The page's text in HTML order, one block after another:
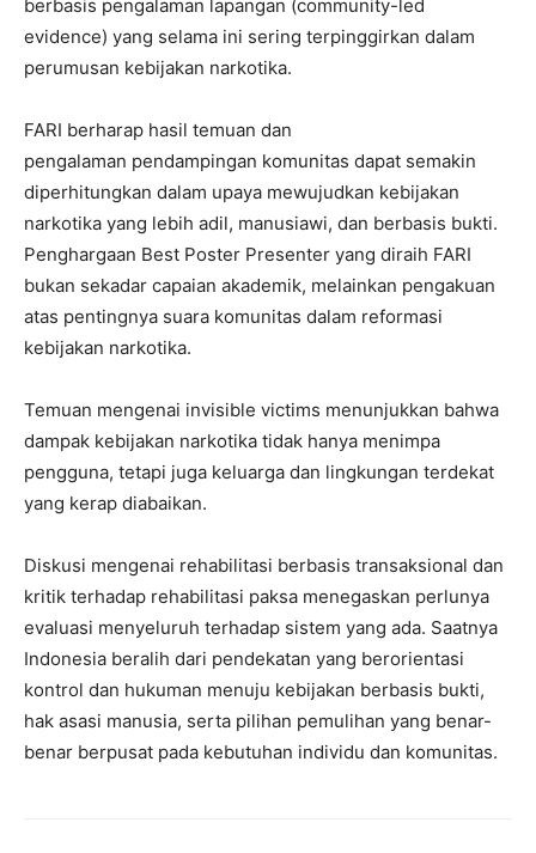
berbasis pengalaman lapangan (community-led
evidence) yang selama ini sering terpinggirkan dalam
perumusan kebijakan narkotika.
FARI berharap hasil temuan dan
pengalaman pendampingan komunitas dapat semakin
diperhitungkan dalam upaya mewujudkan kebijakan
narkotika yang lebih adil, manusiawi, dan berbasis bukti.
Penghargaan Best Poster Presenter yang diraih FARI
bukan sekadar capaian akademik, melainkan pengakuan
atas pentingnya suara komunitas dalam reformasi
kebijakan narkotika.
Temuan mengenai invisible victims menunjukkan bahwa
dampak kebijakan narkotika tidak hanya menimpa
pengguna, tetapi juga keluarga dan lingkungan terdekat
yang kerap diabaikan.
Diskusi mengenai rehabilitasi berbasis transaksional dan
kritik terhadap rehabilitasi paksa menegaskan perlunya
evaluasi menyeluruh terhadap sistem yang ada. Saatnya
Indonesia beralih dari pendekatan yang berorientasi
kontrol dan hukuman menuju kebijakan berbasis bukti,
hak asasi manusia, serta pilihan pemulihan yang benar-
benar berpusat pada kebutuhan individu dan komunitas.